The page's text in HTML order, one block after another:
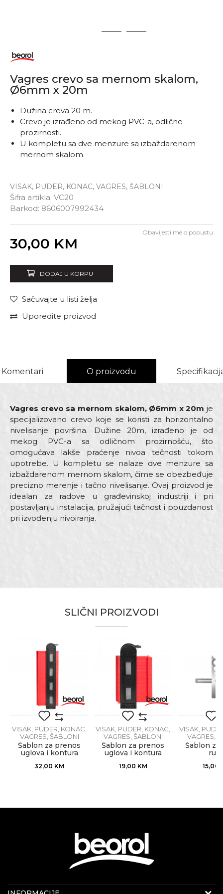
2 3
Vagres crevo sa mernom skalom,
Ø6mm x 20m
VISAK, PUDER, KONAC, VAGRES, ŠABLONI
Šifra artikla: VC20
Barkod: 8606007992434
Dužina creva 20 m.
Crevo je izrađeno od mekog PVC-a, odlične
prozirnosti.
U kompletu sa dve menzure sa izbaždarenom
mernom skalom.
30,00 KM
Obavijesti me o popustu
DODAJ U KORPU
Sačuvajte u listi želja
Uporedite proizvod
Komentari O proizvodu
Vagres crevo sa mernom skalom, Ø6mm x 20m je
specijalizovano crevo koje se koristi za horizontalno
nivelisanje površina. Dužine 20m, izrađeno je od
mekog PVC-a sa odličnom prozirnošću, što
omogućava lakše praćenje nivoa tečnosti tokom
upotrebe. U kompletu se nalaze dve menzure sa
izbaždarenom mernom skalom, čime se obezbeđuje
precizno merenje i tačno nivelisanje. Ovaj proizvod je
idealan za radove u građevinskoj industriji i pri
postavljanju instalacija, pružajući tačnost i pouzdanost
pri izvođenju nivoiranja.
Zidari
POŠALJI
SLIČNI PROIZVODI
VISAK, PUDER, KONAC,
VAGRES, ŠABLONI
Šablon za prenos
uglova i kontura
32,00 KM
VISAK, PUDER, KONAC,
VAGRES, ŠABLONI
Šablon za prenos
uglova i kontura
19,00 KM
VISAK,
VAGRES,
Šablon za
15,00
Internet prodaja